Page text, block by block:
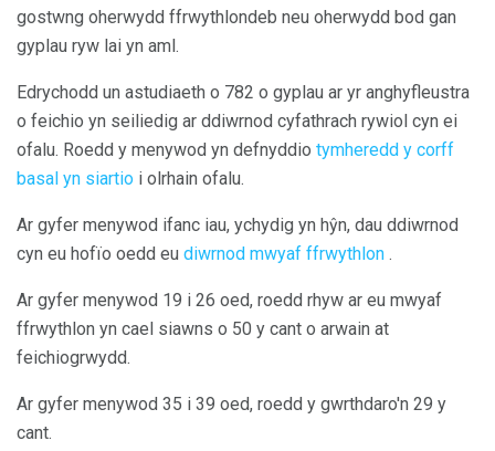
gostwng oherwydd ffrwythlondeb neu oherwydd bod gan
gyplau ryw lai yn aml.
Edrychodd un astudiaeth o 782 o gyplau ar yr anghyfleustra
o feichio yn seiliedig ar ddiwrnod cyfathrach rywiol cyn ei
ofalu. Roedd y menywod yn defnyddio tymheredd y corff
basal yn siartio i olrhain ofalu.
Ar gyfer menywod ifanc iau, ychydig yn hŷn, dau ddiwrnod
cyn eu hofïo oedd eu diwrnod mwyaf ffrwythlon .
Ar gyfer menywod 19 i 26 oed, roedd rhyw ar eu mwyaf
ffrwythlon yn cael siawns o 50 y cant o arwain at
feichiogrwydd.
Ar gyfer menywod 35 i 39 oed, roedd y gwrthdaro'n 29 y
cant.